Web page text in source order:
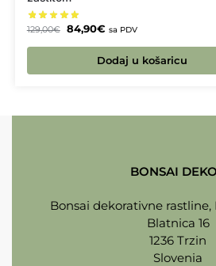
129,00€ 84,90€ sa PDV
Dodaj u košaricu
BONSAI
Bonsai dekorativne rastline,
Blatnica 16
1236 Trzin
Slovenia